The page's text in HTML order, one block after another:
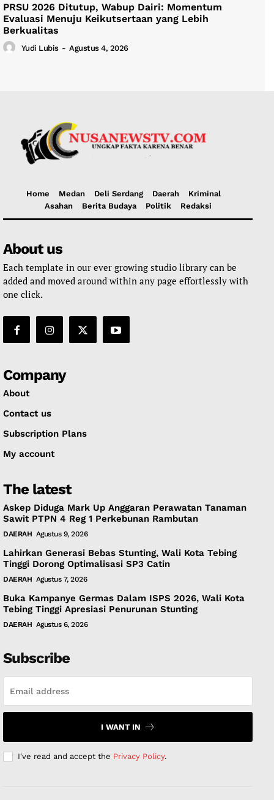
PRSU 2026 Ditutup, Wabup Dairi: Momentum
Evaluasi Menuju Keikutsertaan yang Lebih
Berkualitas
Yudi Lubis - Agustus 4, 2026
Home Medan Deli Serdang Daerah
Kriminal
Asahan
Berita Budaya Politik Redaksi
About us
Each template in our ever growing studio library can be
added and moved around within any page effortlessly with
one click.
Company
About
Contact us
Subscription Plans
My account
The latest
Askep Diduga Mark Up Anggaran Perawatan Tanaman
Sawit PTPN 4 Reg 1 Perkebunan Rambutan
DAERAH Agustus 9, 2026
Lahirkan Generasi Bebas Stunting, Wali Kota Tebing
Tinggi Dorong Optimalisasi SP3 Catin
DAERAH Agustus 7, 2026
Buka Kampanye Germas Dalam ISPS 2026, Wali Kota
Tebing Tinggi Apresiasi Penurunan Stunting
DAERAH Agustus 6, 2026
Subscribe
I WANT IN
I've read and accept the Privacy Policy.